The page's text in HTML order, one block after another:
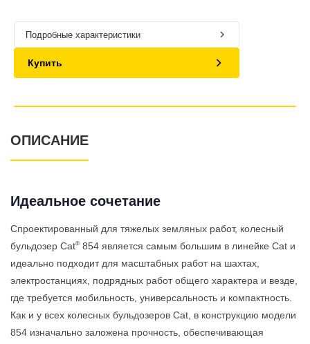
Подробные характеристики
Купить
ОПИСАНИЕ
Идеальное сочетание
Спроектированный для тяжелых земляных работ, колесный
бульдозер Cat® 854 является самым большим в линейке Cat и
идеально подходит для масштабных работ на шахтах,
электростанциях, подрядных работ общего характера и везде,
где требуется мобильность, универсальность и компактность.
Как и у всех колесных бульдозеров Cat, в конструкцию модели
854 изначально заложена прочность, обеспечивающая